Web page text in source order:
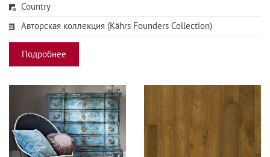
Country
Авторская коллекция (Kährs Founders Collection)
Подробнее